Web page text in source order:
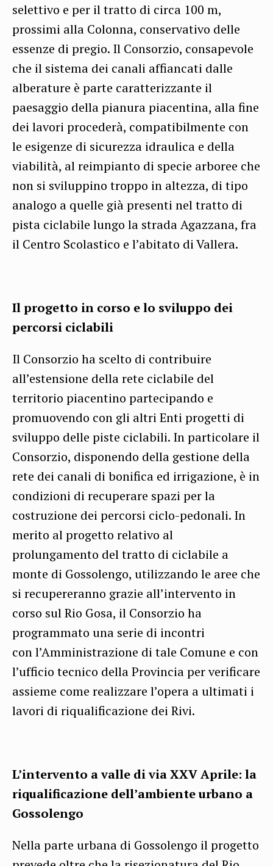
selettivo e per il tratto di circa 100 m,
prossimi alla Colonna, conservativo delle
essenze di pregio. Il Consorzio, consapevole
che il sistema dei canali affiancati dalle
alberature è parte caratterizzante il
paesaggio della pianura piacentina, alla fine
dei lavori procederà, compatibilmente con
le esigenze di sicurezza idraulica e della
viabilità, al reimpianto di specie arboree che
non si sviluppino troppo in altezza, di tipo
analogo a quelle già presenti nel tratto di
pista ciclabile lungo la strada Agazzana, fra
il Centro Scolastico e l’abitato di Vallera.
Il progetto in corso e lo sviluppo dei
percorsi ciclabili
Il Consorzio ha scelto di contribuire
all’estensione della rete ciclabile del
territorio piacentino partecipando e
promuovendo con gli altri Enti progetti di
sviluppo delle piste ciclabili. In particolare il
Consorzio, disponendo della gestione della
rete dei canali di bonifica ed irrigazione, è in
condizioni di recuperare spazi per la
costruzione dei percorsi ciclo-pedonali. In
merito al progetto relativo al
prolungamento del tratto di ciclabile a
monte di Gossolengo, utilizzando le aree che
si recupereranno grazie all’intervento in
corso sul Rio Gosa, il Consorzio ha
programmato una serie di incontri
con l’Amministrazione di tale Comune e con
l’ufficio tecnico della Provincia per verificare
assieme come realizzare l’opera a ultimati i
lavori di riqualificazione dei Rivi.
L’intervento a valle di via XXV Aprile: la
riqualificazione dell’ambiente urbano a
Gossolengo
Nella parte urbana di Gossolengo il progetto